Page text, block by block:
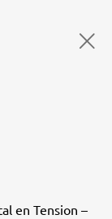
en Tension –